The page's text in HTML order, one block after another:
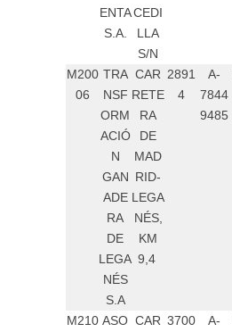
ENTA
S.A.
CEDI
LLA
S/N
M200
06
TRA
NSF
ORM
ACIÓ
N
GAN
ADE
RA
DE
LEGA
NÉS
S.A
CAR
RETE
RA
DE
MAD
RID-
LEGA
NÉS,
KM
9,4
2891
4
A-
7844
9485
M210 ASO CAR 3700 A-